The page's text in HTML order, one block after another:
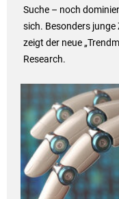
Suche – noch
sich. Besonders
zeigt der neue
Research.